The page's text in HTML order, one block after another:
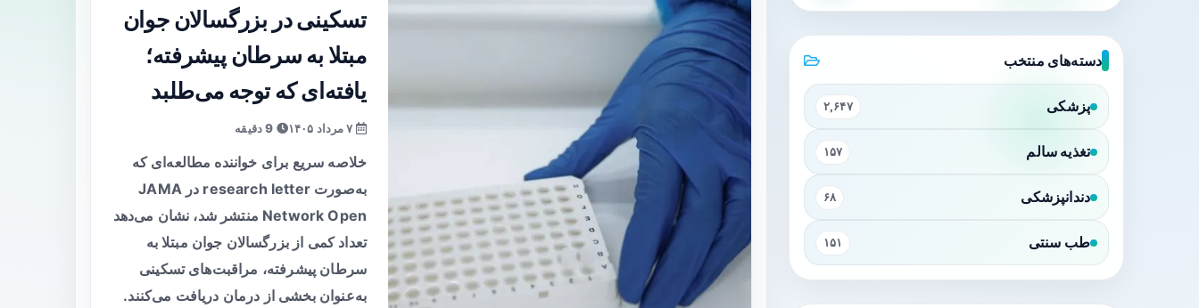
تسکینی در بزرگسالان جوان
مبتلا به سرطان پیشرفته؛
یافته‌ای که توجه می‌طلبد
خلاصه سریع برای خواننده مطالعه‌ای که
به‌صورت research letter در JAMA
Network Open منتشر شد، نشان می‌دهد
تعداد کمی از بزرگسالان جوان مبتلا به
سرطان پیشرفته، مراقبت‌های تسکینی
به‌عنوان بخشی از درمان دریافت می‌کنند.
دسته‌های منتخب
پزشکی ۲,۶۴۷
تغذیه سالم ۱۵۷
دندانپزشکی ۶۸
طب سنتی ۱۵۱